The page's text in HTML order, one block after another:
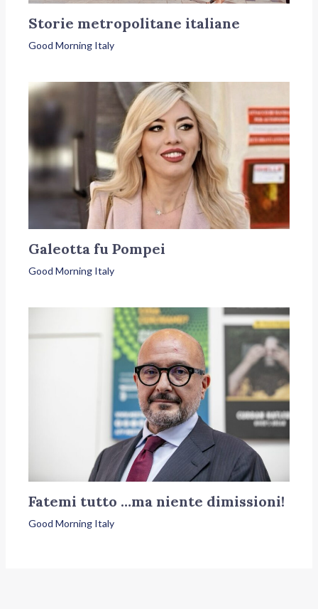
Storie metropolitane italiane
Good Morning Italy
Galeotta fu Pompei
Good Morning Italy
Fatemi tutto …ma niente dimissioni!
Good Morning Italy